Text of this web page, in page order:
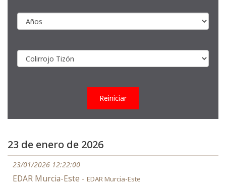
Reiniciar
23 de enero de 2026
23/01/2026 12:22:00
EDAR Murcia-Este - EDAR Murcia-Este